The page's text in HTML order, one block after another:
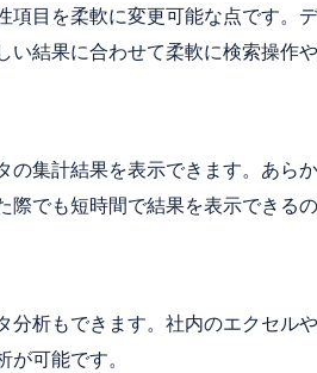
項目を柔軟に変更可能な点です。
結果に合わせて柔軟に検索操作
の集計結果を表示できます。あら
でも短時間で結果を表示できるの
析もできます。社内のエクセル
可能です。